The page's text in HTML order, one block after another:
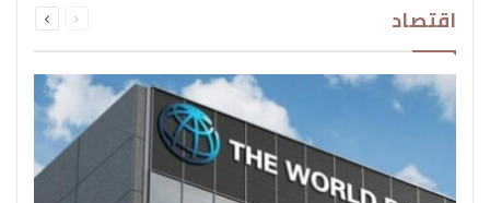
اقتصاد الصفحةالصفحة